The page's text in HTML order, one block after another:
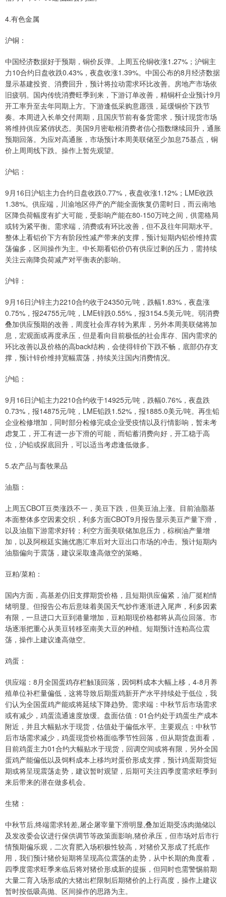
4.有色金属
沪铜：
中国经济数据好于预期，铜价反弹。上周五伦铜收涨1.27%；沪铜主
力10合约日盘收跌0.43%，夜盘收涨1.39%。中国公布的8月经济数据
显示基建投资、消费回升，预计将拉动需求环比改善。房地产市场依
旧疲弱。国内传统消费旺季到来，下游订单改善，精铜杆企业预计9月
开工率升至去年同期上方。下游逢低采购意愿强，延缓铜价下跌节
奏。本周进入长单交付周期，且国庆节前有备货需求，预计现货市场
将维持供应紧俏状态。美国9月密歇根消费者信心指数继续回升，通胀
预期回落。为应对高通胀，市场预计本周美联储至少加息75基点，铜
价上周周线下跌。操作上暂先观望。
沪铝：
9月16日沪铝主力合约日盘收跌0.77%，夜盘收涨1.12%；LME收跌
1.38%。供应端，川渝地区停产的产能全面恢复仍需时日，而云南地
区降负荷幅度有扩大可能，受影响产能在80-150万吨之间，供需格局
或转为紧平衡。需求端，消费或有环比改善，但不及往年同期水平。
整体上看铝价下方有阶段性减产带来的支撑，预计短期内铝价维持震
荡偏多，区间操作为主。中长期看铝价仍有供应过剩的压力，需持续
关注云南降负荷减产对平衡表的影响。
沪锌：
9月16日沪锌主力2210合约收于24350元/吨，跌幅1.83%，夜盘涨
0.75%，报24755元/吨，LME锌跌0.55%，报3154.5美元/吨。弱消费
叠加供应预期的改善，周度社会库存转为累库，另外本周美联储将加
息，宏观面或再度承压，但是看向目前极低的社会库存、国内需求的
环比改善以及价格的高back结构，会使得锌价下跌不畅，底部仍存支
撑，预计锌价维持宽幅震荡，持续关注国内消费情况。
沪铅：
9月16日沪铅主力2210合约收于14925元/吨，跌幅0.76%，夜盘跌
0.73%，报14875元/吨，LME铅跌1.52%，报1885.0美元/吨。再生铅
企业检修增加，同时部分检修完成企业受疫情以及行情影响，暂未考
虑复工，开工有进一步下滑的可能，而铅蓄消费向好，开工稳于高
位，沪铅或探底回升，可以适当考虑逢低做多。
5.农产品与畜牧果品
油脂：
上周五CBOT豆类涨跌不一，美豆下跌，但美豆油上涨。目前油脂基
本面整体多空因素交织，利多方面CBOT9月报告显示美豆产量下滑，
以及油脂下游需求好转；利空方面美联储加息压力，棕榈油产量增
加，以及阿根廷实施优惠汇率后对大豆出口市场的冲击。预计短期内
油脂偏向于震荡，建议采取逢高做空的策略。
豆粕/菜粕：
国内方面，高基差仍旧支撑期货价格，且短期供应偏紧，油厂挺粕情
绪明显。但报告公布后意味着美国天气炒作逐渐进入尾声，利多因素
有限，一旦进口大豆到港量增加，豆粕期现价格都将从高位回落。市
场逐渐把重心从美豆转移至南美大豆的种植。短期预计连粕高位震
荡，操作上建议逢高做空。
鸡蛋：
供应端：8月全国蛋鸡存栏触顶回落，因饲料成本大幅上移，4-8月养
殖单位补栏量偏低，这将导致后期蛋鸡新开产水平持续处于低位，我
们认为全国蛋鸡产能或将延续下降趋势。需求端：中秋节后市场需求
或有减少，鸡蛋流通速度放缓。盘面估值：01合约处于鸡蛋生产成本
附近，并且大幅贴水于现货，估值处于偏低水平。主要观点：中秋节
后市场需求减少，鸡蛋现货价格面临季节性回落，但从期货盘面看，
目前鸡蛋主力01合约大幅贴水于现货，回调空间或将有限，另外全国
蛋鸡产能偏低以及饲料成本上移均对蛋价形成支撑，预计鸡蛋期货短
期或将呈现震荡走势，建议暂时观望，后期可关注四季度需求旺季到
来后带来的潜在做多机会。
生猪：
中秋节后,终端需求转差,屠企屠宰量下滑明显,叠加近期受冻肉抛储以
及发改委会议进行保供调节等政策面影响,猪价承压，但市场对后市行
情预期偏乐观，二次育肥入场积极性较高，对猪价又形成了托底作
用，我们预计猪价短期将呈现高位震荡的走势，从中长期的角度看，
四季度需求旺季来临后将对猪价形成新的提振，但同时也需警惕前期
大量二育入场形成的大猪出栏限制后期猪价的上行高度，操作上建议
暂时按低吸高抛、区间操作的思路为主。